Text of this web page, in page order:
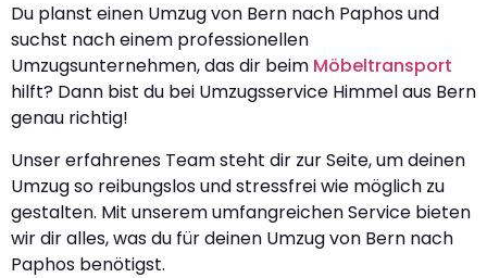
Du planst einen Umzug von Bern nach Paphos und
suchst nach einem professionellen
Umzugsunternehmen, das dir beim Möbeltransport
hilft? Dann bist du bei Umzugsservice Himmel aus Bern
genau richtig!
Unser erfahrenes Team steht dir zur Seite, um deinen
Umzug so reibungslos und stressfrei wie möglich zu
gestalten. Mit unserem umfangreichen Service bieten
wir dir alles, was du für deinen Umzug von Bern nach
Paphos benötigst.